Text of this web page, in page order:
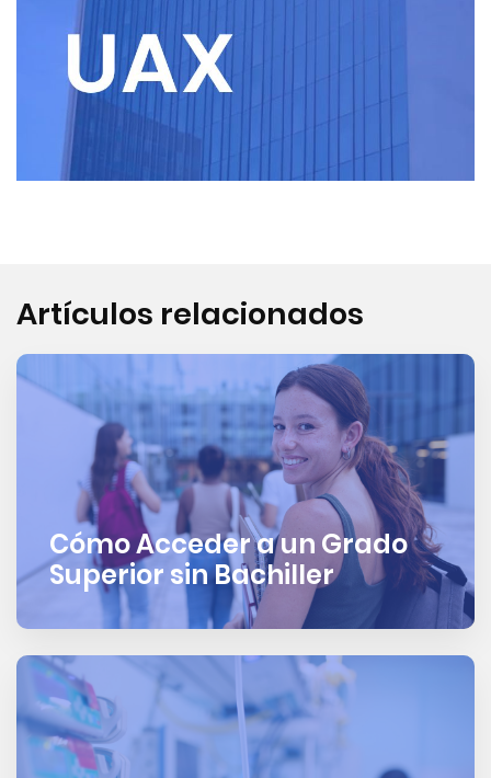
Artículos relacionados
Cómo Acceder a un Grado
Superior sin Bachiller